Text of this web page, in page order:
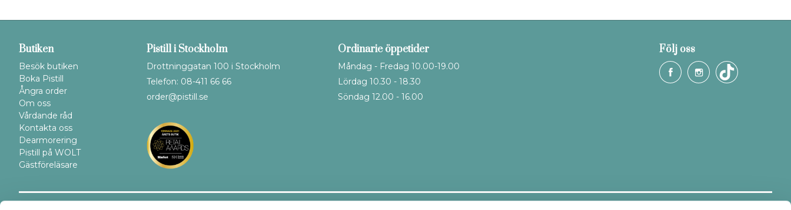
Butiken
Besök butiken
Boka Pistill
Ångra order
Om oss
Vårdande råd
Kontakta oss
Dearmorering
Pistill på WOLT
Gästföreläsare
Pistill i Stockholm
Drottninggatan 100 i Stockholm
Telefon: 08-411 66 66
order@pistill.se
Ordinarie öppetider
Måndag - Fredag 10.00-19.00
Lördag 10.30 - 18.30
Söndag 12.00 - 16.00
Följ oss